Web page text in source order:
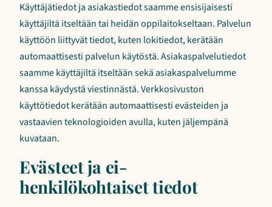
Käyttäjätiedot ja asiakastiedot saamme ensisijaisesti
käyttäjiltä itseltään tai heidän oppilaitokseltaan. Palvelun
käyttöön liittyvät tiedot, kuten lokitiedot, kerätään
automaattisesti palvelun käytöstä. Asiakaspalvelutiedot
saamme käyttäjiltä itseltään sekä asiakaspalvelumme
kanssa käydystä viestinnästä. Verkkosivuston
käyttötiedot kerätään automaattisesti evästeiden ja
vastaavien teknologioiden avulla, kuten jäljempänä
kuvataan.
Evästeet ja ei-
henkilökohtaiset tiedot